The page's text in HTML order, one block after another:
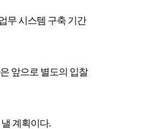
무 시스템 구축 기간
앞으로 별도의 입찰
계획이다.